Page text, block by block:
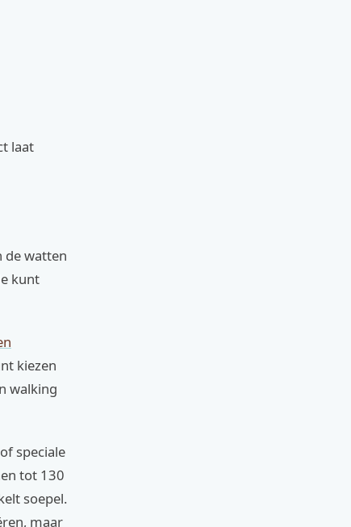
laat
de watten
kunt
kiezen
walking
speciale
tot 130
soepel.
maar